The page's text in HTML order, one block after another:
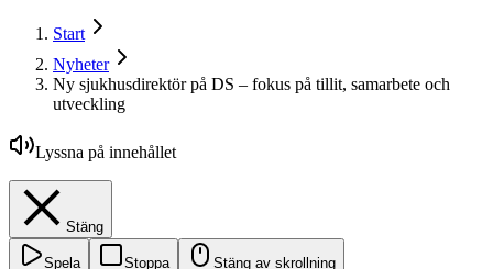
Start
Nyheter
Ny sjukhusdirektör på DS – fokus på tillit, samarbete och
utveckling
Lyssna på innehållet
Stäng
Spela Stoppa Stäng av skrollning